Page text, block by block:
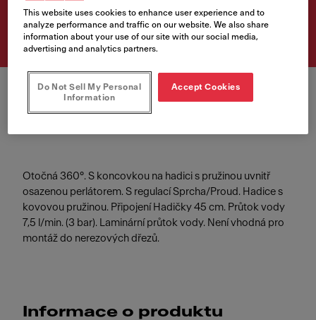
Vyhledávač prodejních
míst
Otočná 360°. S koncovkou na hadici s pružinou uvnitř
osazenou perlátorem. S regulací Sprcha/Proud. Hadice s
kovovou pružinou. Připojení Hadičky 45 cm. Průtok vody
7,5 l/min. (3 bar). Laminární průtok vody. Není vhodná pro
montáž do nerezových dřezů.
Informace o produktu
This website uses cookies to enhance user experience and to
analyze performance and traffic on our website. We also share
information about your use of our site with our social media,
advertising and analytics partners.
Do Not Sell My Personal
Information
Accept Cookies